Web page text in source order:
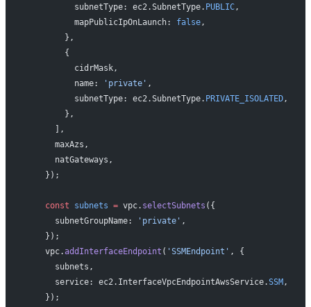
          subnetType: ec2.SubnetType.
PUBLIC,
          mapPublicIpOnLaunch:
false,
        },
        {
          cidrMask,
          name:
'private' ,
          subnetType: ec2.SubnetType.
PRIVATE_ISOLATED,
        },
      ],
      maxAzs,
      natGateways,
    });
    const
subnets = vpc. selectSubnets ({
      subnetGroupName:
'private' ,
    });
    vpc.
addInterfaceEndpoint ( 'SSMEndpoint' , {
      subnets,
      service: ec2.InterfaceVpcEndpointAwsService.
SSM ,
    });